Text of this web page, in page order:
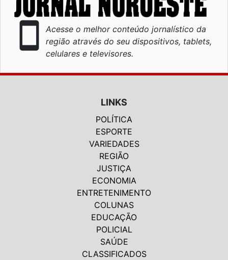
smartphone
Acesse o melhor conteúdo jornalístico da
região através do seu dispositivos, tablets,
celulares e televisores.
LINKS
POLÍTICA
ESPORTE
VARIEDADES
REGIÃO
JUSTIÇA
ECONOMIA
ENTRETENIMENTO
COLUNAS
EDUCAÇÃO
POLICIAL
SAÚDE
CLASSIFICADOS